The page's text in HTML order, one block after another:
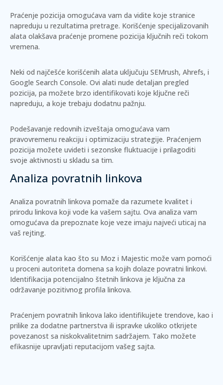
Praćenje pozicija omogućava vam da vidite koje stranice
napreduju u rezultatima pretrage. Korišćenje specijalizovanih
alata olakšava praćenje promene pozicija ključnih reči tokom
vremena.
Neki od najčešće korišćenih alata uključuju SEMrush, Ahrefs, i
Google Search Console. Ovi alati nude detaljan pregled
pozicija, pa možete brzo identifikovati koje ključne reči
napreduju, a koje trebaju dodatnu pažnju.
Podešavanje redovnih izveštaja omogućava vam
pravovremenu reakciju i optimizaciju strategije. Praćenjem
pozicija možete uvideti i sezonske fluktuacije i prilagoditi
svoje aktivnosti u skladu sa tim.
Analiza povratnih linkova
Analiza povratnih linkova pomaže da razumete kvalitet i
prirodu linkova koji vode ka vašem sajtu. Ova analiza vam
omogućava da prepoznate koje veze imaju najveći uticaj na
vaš rejting.
Korišćenje alata kao što su Moz i Majestic može vam pomoći
u proceni autoriteta domena sa kojih dolaze povratni linkovi.
Identifikacija potencijalno štetnih linkova je ključna za
održavanje pozitivnog profila linkova.
Praćenjem povratnih linkova lako identifikujete trendove, kao i
prilike za dodatne partnerstva ili ispravke ukoliko otkrijete
povezanost sa niskokvalitetnim sadržajem. Tako možete
efikasnije upravljati reputacijom vašeg sajta.